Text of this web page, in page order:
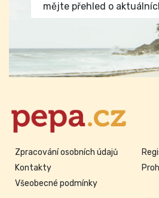
mějte přehled o
Zpracování osobních údajů
Kontakty
Všeobecné podmínky